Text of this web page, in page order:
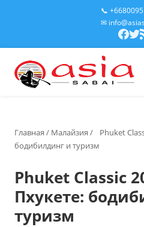
📞
✉
Главная / Малайзия /
Phuket
бодибилдинг и туризм
Phuket Classic
Пхукете:
туризм